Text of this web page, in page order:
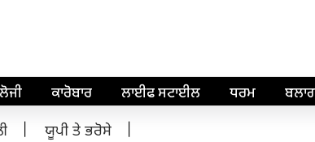
ਕਾਰੋਬਾਰ ਲਾਈਫ ਸਟਾਈਲ ਧਰਮ
ਯੂਪੀ ਤੇ ਭਰੋਸੇ